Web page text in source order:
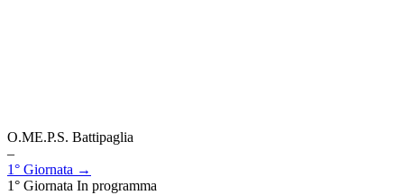
O.ME.P.S. Battipaglia
–
1° Giornata →
1° Giornata In programma